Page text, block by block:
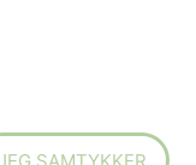
JEG SAMTYKKER